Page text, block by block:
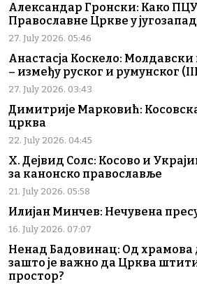
Александар Гронски: Како
Православне Цркве у
27. July 2026. 05:46
Анастасја Коскело:
– између руског и румунског
27. July 2026. 03:43
Димитрије Марковић:
црква
22. July 2026. 04:45
Х. Дејвид Солс: Косово и
за канонско православље
21. July 2026. 05:58
Илијан Минчев: Нечувена
16. July 2026. 07:07
Ненад Бадовинац: Од храмова
зашто је важно да Црква
простор?